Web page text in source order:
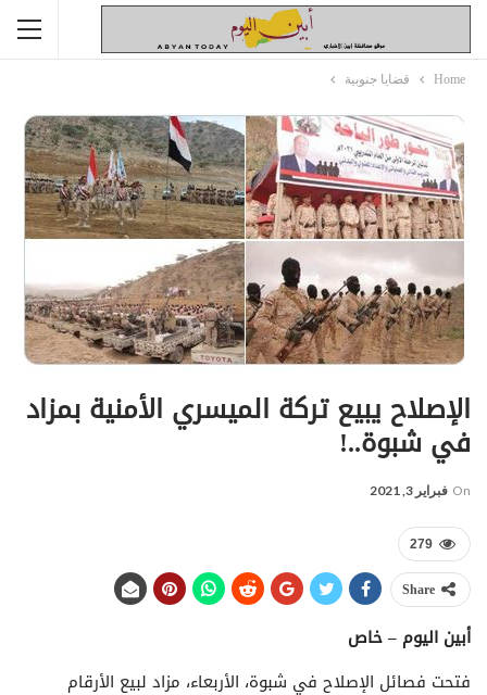
Home قضايا جنوبية
الإصلاح يبيع تركة الميسري الأمنية بمزاد
في شبوة..!
On فبراير 3, 2021
279
Share
أبين اليوم – خاص
فتحت فصائل الإصلاح في شبوة، الأربعاء، مزاد لبيع الأرقام